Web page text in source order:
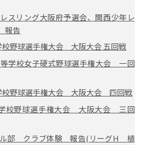
スリング大阪府予選会、関西少年レ
報告
野球選手権大会 大阪大会 五回戦
学校女子硬式野球選手権大会 一回
野球選手権大会 大阪大会 四回戦
校野球選手権大会 大阪大会 三回
ル部 クラブ体験 報告(リーグH 植